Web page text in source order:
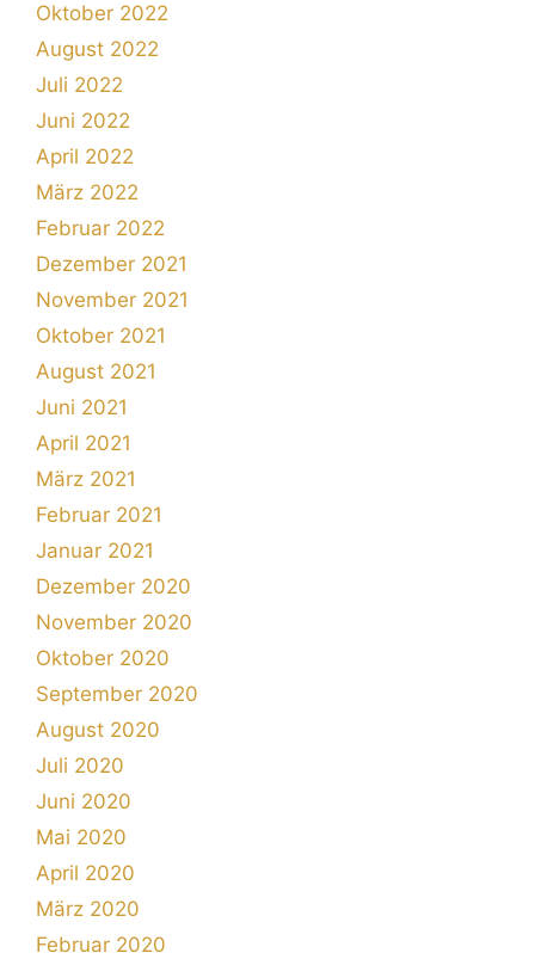
Oktober 2022
August 2022
Juli 2022
Juni 2022
April 2022
März 2022
Februar 2022
Dezember 2021
November 2021
Oktober 2021
August 2021
Juni 2021
April 2021
März 2021
Februar 2021
Januar 2021
Dezember 2020
November 2020
Oktober 2020
September 2020
August 2020
Juli 2020
Juni 2020
Mai 2020
April 2020
März 2020
Februar 2020